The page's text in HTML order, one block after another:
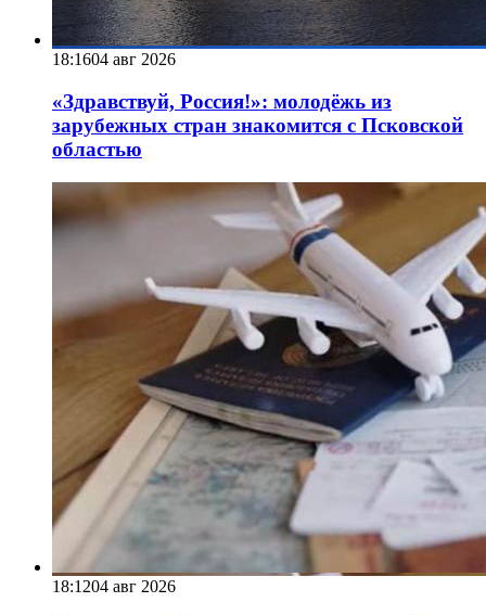
18:1604 авг 2026
«Здравствуй, Россия!»: молодёжь из
зарубежных стран знакомится с Псковской
областью
18:1204 авг 2026